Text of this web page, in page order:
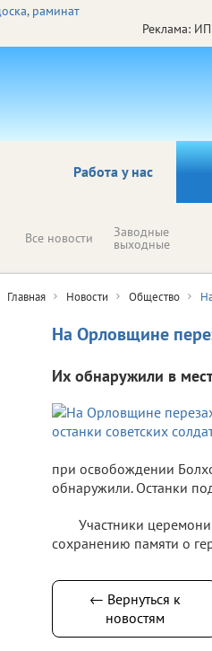
Реклама:
Работа у нас
Все новости Заводные
выходные
Главная Новости Общество
На Орловщине
Их обнаружили в
при освобождении
обнаружили. Останки
Участники
сохранению памяти о
← Вернуться к
новостям